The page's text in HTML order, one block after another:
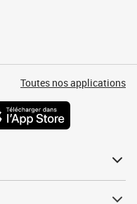
Toutes nos applications